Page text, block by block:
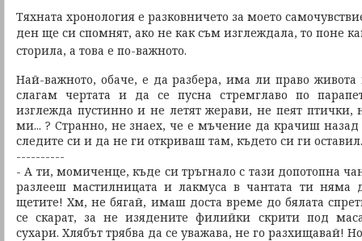
Тяхната хронология е разковничето за моето
ден ще си спомнят, ако не как съм изглеждала, то поне
сторила, а това е по-важното.
Най-важното, обаче, е да разбера, има ли право
слагам чертата и да се пусна стремглаво по
изглежда пустинно и не летят жерави, не пеят птички,
ми... ? Странно, не знаех, че е мъчение да крачиш
следите си и да не ги откриваш там, където си ги оставил.
----------
- А ти, момиченце, къде си тръгнало с тази допотопна
разлееш мастилницата и лакмуса в чантата ти няма
щетите! Хм, не бягай, имаш доста време до бялата
се скарат, за не изядените филийки скрити под
сухари. Хлябът трябва да се уважава, не го разхищавай!